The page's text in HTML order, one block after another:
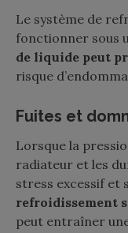
Le système de
fonctionner sous
de liquide peut
risque
Fuites et
Lorsque la
radiateur et les
stress excessif et
refroidissement
peut entraîner